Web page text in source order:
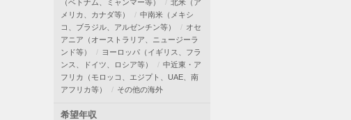
（ベトナム、ミャンマー等）
北米（ア
メリカ、カナダ等）
中南米（メキシ
コ、ブラジル、アルゼンチン等）
オセ
アニア（オーストラリア、ニュージーラ
ンド等）
ヨーロッパ（イギリス、フラ
ンス、ドイツ、ロシア等）
中近東・ア
フリカ（モロッコ、エジプト、UAE、南
アフリカ等）
その他の海外
希望年収